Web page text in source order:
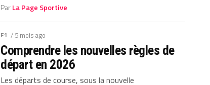
ParLa Page Sportive
F1 / 5 mois ago
Comprendre les nouvelles règles de
départ en 2026
Les départs de course, sous la nouvelle